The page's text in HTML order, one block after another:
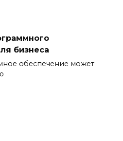
бизнеса
обеспечение может